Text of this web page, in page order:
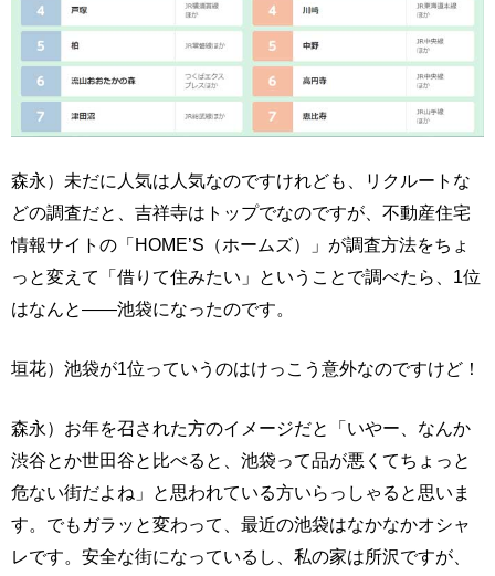
森永）未だに人気は人気なのですけれども、リクルートな
どの調査だと、吉祥寺はトップでなのですが、不動産住宅
情報サイトの「HOME’S（ホームズ）」が調査方法をちょ
っと変えて「借りて住みたい」ということで調べたら、1位
はなんと――池袋になったのです。
垣花）池袋が1位っていうのはけっこう意外なのですけど！
森永）お年を召された方のイメージだと「いやー、なんか
渋谷とか世田谷と比べると、池袋って品が悪くてちょっと
危ない街だよね」と思われている方いらっしゃると思いま
す。でもガラッと変わって、最近の池袋はなかなかオシャ
レです。安全な街になっているし、私の家は所沢ですが、